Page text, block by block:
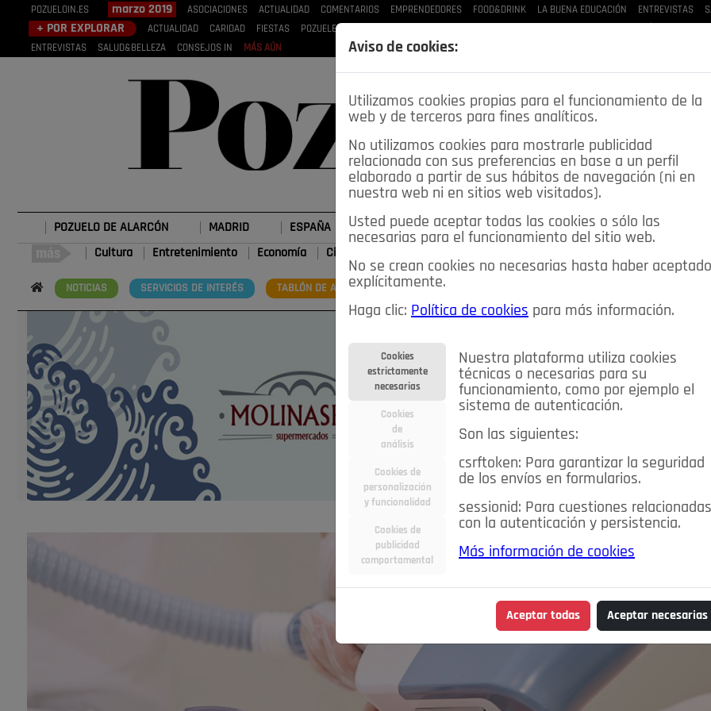
POZUELOIN.ES marzo 2019 ASOCIACIONES ACTUALIDAD COMENTARIOS EMPRENDEDORES FOOD&DRINK LA BUENA EDUCACIÓN ENTREVISTAS
+ POR EXPLORAR ACTUALIDAD CARIDAD FIESTAS POZUELEROS
ENTREVISTAS
SALUD&BELLEZA CONSEJOS IN MÁS AÚN
POZUELO DE ALARCÓN MADRID ESPAÑA DEPORTES OPINIÓN IN SALUD 🔴 EN DIRECTO
Cultura Entretenimiento Economía Ciencia&Tecnología
NOTICIAS SERVICIOS DE INTERÉS TABLÓN DE ANUNCIOS MIS ANUNCIOS
Aviso de cookies:
Utilizamos cookies propias para el funcionamiento de la
web y de terceros para fines analíticos.
No utilizamos cookies para mostrarle publicidad
relacionada con sus preferencias en base a un perfil
elaborado a partir de sus hábitos de navegación (ni en
nuestra web ni en sitios web visitados).
Usted puede aceptar todas las cookies o sólo las
necesarias para el funcionamiento del sitio web.
No se crean cookies no necesarias hasta haber aceptado
explícitamente.
Haga clic: Política de cookies para más información.
Cookies
estrictamente
necesarias
Cookies
de
análisis
Cookies de
personalización
y funcionalidad
Cookies de
publicidad
comportamental
Nuestra plataforma utiliza cookies
técnicas o necesarias para su
funcionamiento, como por ejemplo el
sistema de autenticación.
Son las siguientes:
csrftoken: Para garantizar la seguridad
de los envíos en formularios.
sessionid: Para cuestiones relacionadas
con la autenticación y persistencia.
Más información de cookies
Aceptar todas Aceptar necesarias